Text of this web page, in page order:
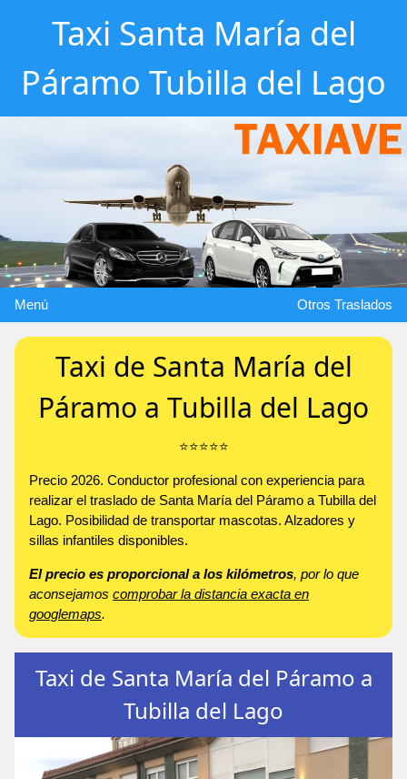
Taxi Santa María del
Páramo Tubilla del Lago
Menú Otros Traslados
Taxi de Santa María del
Páramo a Tubilla del Lago
⭐️⭐️⭐️⭐️⭐️
Precio 2026. Conductor profesional con experiencia para
realizar el traslado de Santa María del Páramo a Tubilla del
Lago. Posibilidad de transportar mascotas. Alzadores y
sillas infantiles disponibles.
El precio es proporcional a los kilómetros, por lo que
aconsejamos comprobar la distancia exacta en
googlemaps.
Taxi de Santa María del Páramo a
Tubilla del Lago